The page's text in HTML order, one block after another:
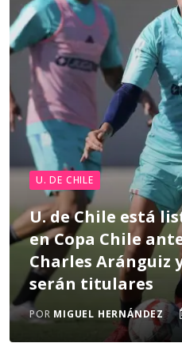
U. DE CHILE
U. de Chile está
en Copa Chile
Charles Aránguiz
serán titulares
POR MIGUEL HERNÁNDEZ